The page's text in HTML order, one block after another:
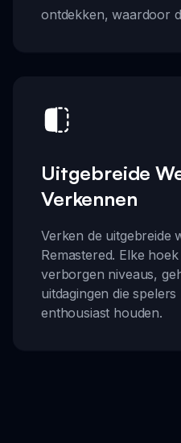
ontdekken, waardoor
Uitgebreide
Verkennen
Verken de uitgebreide
Remastered. Elke
verborgen niveaus,
uitdagingen die
enthousiast houden.